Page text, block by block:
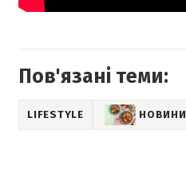
Пов'язані теми:
LIFESTYLE